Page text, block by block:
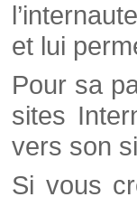
et lui
Pour sa
sites
vers son
Si vous